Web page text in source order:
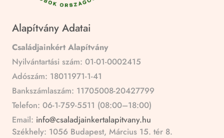
Alapítvány Adatai
Családjainkért Alapítvány
Nyilvántartási szám: 01-01-0002415
Adószám: 18011971-1-41
Bankszámlaszám: 11705008-20427799
Telefon: 06-1-759-5511 (08:00–18:00)
Email: info@csaladjainkertalapitvany.hu
Székhely: 1056 Budapest, Március 15. tér 8.